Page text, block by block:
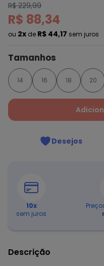
R$ 229,99
R$ 88,34
ou 2x de R$ 44,17 sem juros
Tamanhos
14 16 18 20
Desejos
10x
sem juros
Descrição